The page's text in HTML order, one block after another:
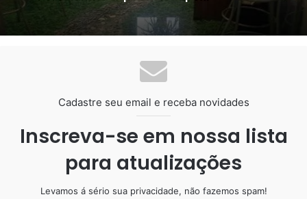
Porcelanato Liquido Piso Epóxi
Piso de Resina Por Que Escolher?
Cadastre seu email e receba novidades
Inscreva-se em nossa lista
para atualizações
Levamos á sério sua privacidade, não fazemos spam!